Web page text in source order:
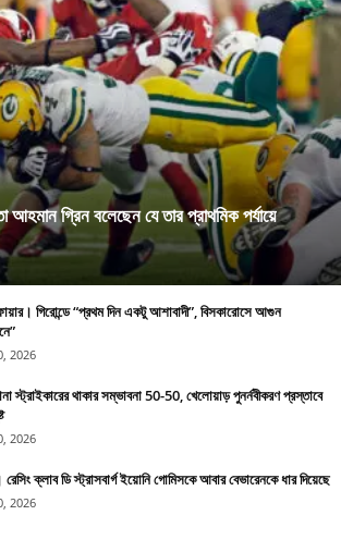
আহমান গ্রিন বলেছেন যে তার প্রাথমিক পর্যায়ে
গিরোন্ডে “প্রথম দিন একটু আশাবাদী”, বিসকারোসে আগুন
2026
স্ট্রাইকারের থাকার সম্ভাবনা 50-50, খেলোয়াড় পুনর্নবীকরণ প্রস্তাবে
2026
ক্লাব ডি স্ট্রাসবার্গ ইয়োনি গোমিসকে আবার বেভারেনকে ধার দিয়েছে
2026